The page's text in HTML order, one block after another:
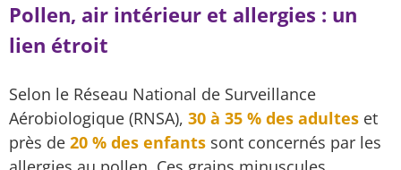
Pollen, air intérieur et allergies : un
lien étroit
Selon le Réseau National de Surveillance
Aérobiologique (RNSA), 30 à 35 % des adultes et
près de 20 % des enfants sont concernés par les